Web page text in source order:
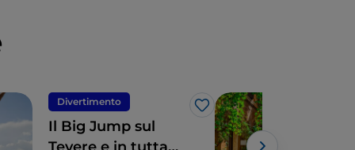
Divertimento
Like
Il Big Jump sul